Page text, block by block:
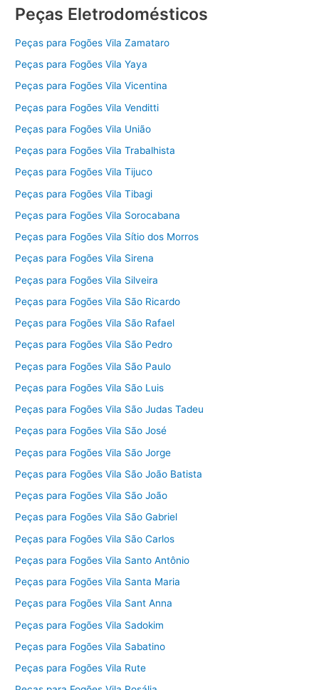
Peças Eletrodomésticos
Peças para Fogões Vila Zamataro
Peças para Fogões Vila Yaya
Peças para Fogões Vila Vicentina
Peças para Fogões Vila Venditti
Peças para Fogões Vila União
Peças para Fogões Vila Trabalhista
Peças para Fogões Vila Tijuco
Peças para Fogões Vila Tibagi
Peças para Fogões Vila Sorocabana
Peças para Fogões Vila Sítio dos Morros
Peças para Fogões Vila Sirena
Peças para Fogões Vila Silveira
Peças para Fogões Vila São Ricardo
Peças para Fogões Vila São Rafael
Peças para Fogões Vila São Pedro
Peças para Fogões Vila São Paulo
Peças para Fogões Vila São Luis
Peças para Fogões Vila São Judas Tadeu
Peças para Fogões Vila São José
Peças para Fogões Vila São Jorge
Peças para Fogões Vila São João Batista
Peças para Fogões Vila São João
Peças para Fogões Vila São Gabriel
Peças para Fogões Vila São Carlos
Peças para Fogões Vila Santo Antônio
Peças para Fogões Vila Santa Maria
Peças para Fogões Vila Sant Anna
Peças para Fogões Vila Sadokim
Peças para Fogões Vila Sabatino
Peças para Fogões Vila Rute